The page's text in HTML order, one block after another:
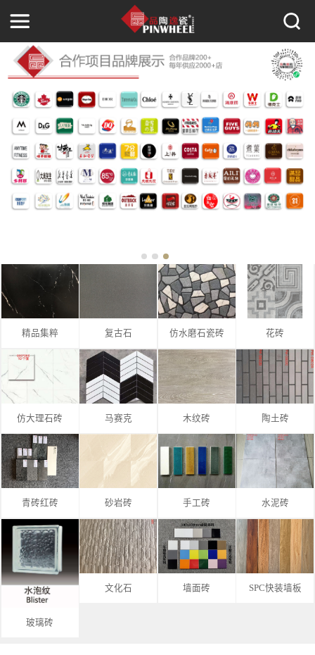
精品集粹 复古石 仿水磨石瓷砖 花砖
仿大理石砖 马赛克 木纹砖 陶土砖
青砖红砖 砂岩砖 手工砖 水泥砖
玻璃砖
文化石 墙面砖 SPC快装墙板